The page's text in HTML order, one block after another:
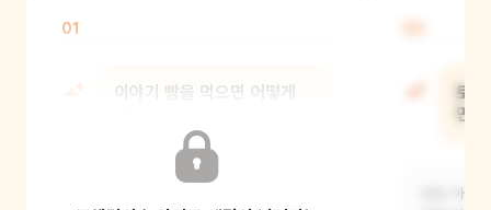
01
이야기 빵을 먹으면 어떻게
토
만
토토 아저